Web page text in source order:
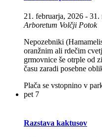
21. februarja, 2026 - 31.
Arboretum Volčji Potok
Nepozebniki
oranžnim ali rdečim
grmovnice še otrple od
času zaradi posebne
Plača se vstopnino v
pet 7
Razstava kaktusov